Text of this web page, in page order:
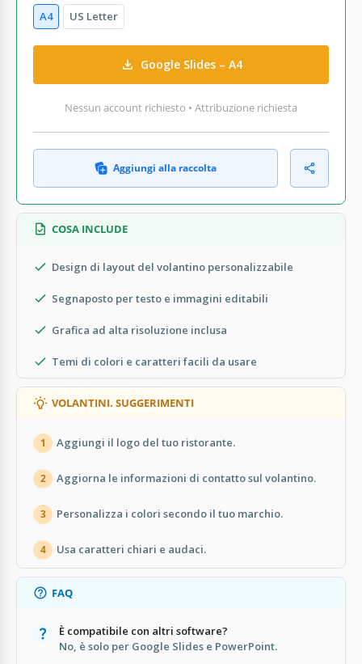
A4 US Letter
Google Slides – A4
Nessun account richiesto • Attribuzione richiesta
Aggiungi alla raccolta
COSA INCLUDE
Design di layout del volantino personalizzabile
Segnaposto per testo e immagini editabili
Grafica ad alta risoluzione inclusa
Temi di colori e caratteri facili da usare
VOLANTINI. SUGGERIMENTI
1 Aggiungi il logo del tuo ristorante.
2 Aggiorna le informazioni di contatto sul volantino.
3 Personalizza i colori secondo il tuo marchio.
4 Usa caratteri chiari e audaci.
FAQ
È compatibile con altri software?
No, è solo per Google Slides e PowerPoint.